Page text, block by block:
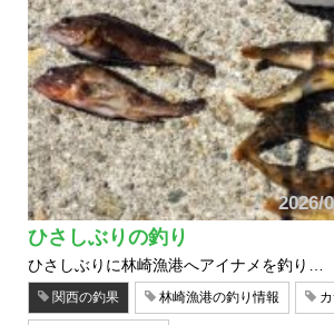
2026/
ひさしぶりの釣り
ひさしぶりに林崎漁港へアイナメを釣り…
関西の釣果 林崎漁港の釣り情報